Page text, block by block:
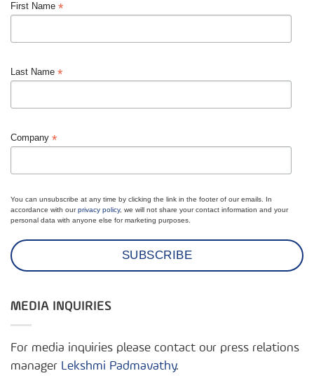
First Name *
Last Name *
Company *
You can unsubscribe at any time by clicking the link in the footer of our emails. In
accordance with ourprivacy policy, we will not share your contact information and your
personal data with anyone else for marketing purposes.
MEDIA INQUIRIES
For media inquiries please contact our press relations
manager Lekshmi Padmavathy.